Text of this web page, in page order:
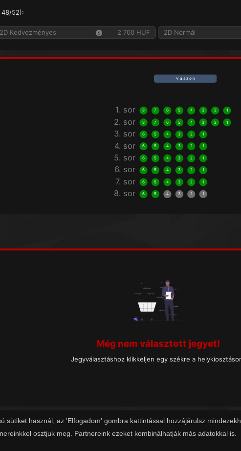
sütiket használ, az 'Elfogadom' gombra kattintással hozzájárulsz
osztjuk meg. Partnereink ezeket kombinálhatják más adatokkal is.
48/52):
2D Kedvezményes 2 700 HUF 2D Normál
V á s z o n
1. sor 8 7 6 5 4 3 2 1
2. sor 8 7 6 5 4 3 2 1
3. sor 6 5 4 3 2 1
4. sor 6 5 4 3 2 1
5. sor 6 5 4 3 2 1
6. sor 6 5 4 3 2 1
7. sor 6 5 4 3 2 1
8. sor 6 5 4 3 2 1
Még nem választott jegyet!
Jegyválasztáshoz klikkeljen egy székre a